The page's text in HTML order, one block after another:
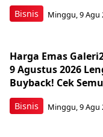
Bisnis Minggu, 9 Agu
Bisnis
Harga Emas
9 Agustus 2026
Buyback! Cek
Minggu, 9 Agu